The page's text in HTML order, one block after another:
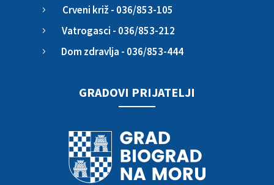
5 Crveni križ - 036/853-105
5 Vatrogasci - 036/853-212
5 Dom zdravlja - 036/853-444
GRADOVI PRIJATELJI